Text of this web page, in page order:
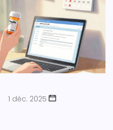
1 déc. 2025